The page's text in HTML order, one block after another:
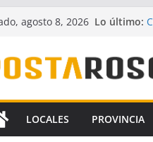
agosto 8, 2026 Lo último:
LOCALES PROVINCIA